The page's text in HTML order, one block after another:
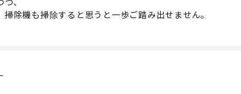
除機も掃除すると思うと一歩ご踏み出せません。